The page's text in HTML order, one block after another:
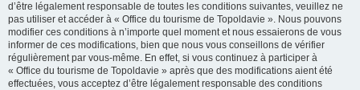
d’être légalement responsable de toutes les conditions suivantes, veuillez ne
pas utiliser et accéder à « Office du tourisme de Topoldavie ». Nous pouvons
modifier ces conditions à n’importe quel moment et nous essaierons de vous
informer de ces modifications, bien que nous vous conseillons de vérifier
régulièrement par vous-même. En effet, si vous continuez à participer à
« Office du tourisme de Topoldavie » après que des modifications aient été
effectuées, vous acceptez d’être légalement responsable des conditions